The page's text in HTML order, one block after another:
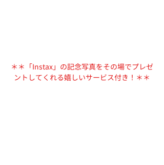
＊＊「Instax」の記念写真をその場でプレゼ
ントしてくれる嬉しいサービス付き！＊＊